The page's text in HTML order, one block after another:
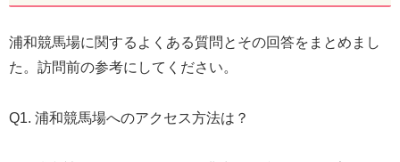
浦和競馬場に関するよくある質問とその回答をまとめまし
た。訪問前の参考にしてください。
Q1. 浦和競馬場へのアクセス方法は？